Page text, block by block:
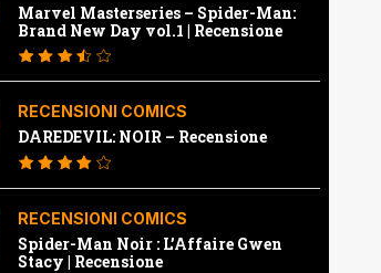
Marvel Masterseries – Spider-Man:
Brand New Day vol.1 | Recensione
RECENSIONI COMICS
DAREDEVIL: NOIR – Recensione
RECENSIONI COMICS
Spider-Man Noir : L’Affaire Gwen
Stacy | Recensione